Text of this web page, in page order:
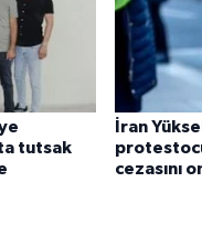
tutsak
İran
cezasını